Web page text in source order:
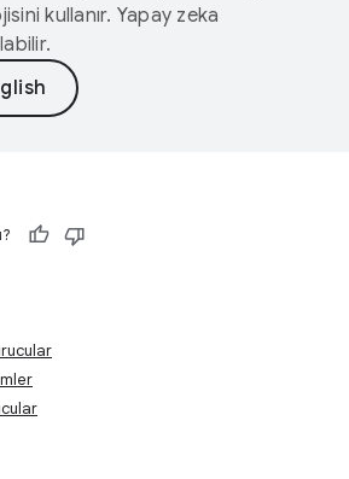
kullanır. Yapay zeka